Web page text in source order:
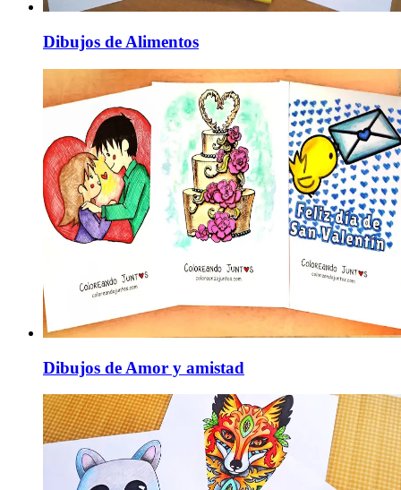
Dibujos de Alimentos
Dibujos de Amor y amistad